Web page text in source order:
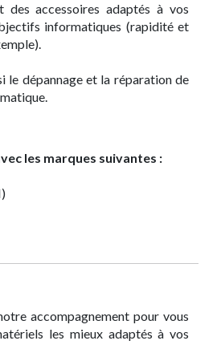
des accessoires adaptés à vos
informatiques (rapidité et
le dépannage et la réparation de
les marques suivantes :
accompagnement pour vous
les mieux adaptés à vos